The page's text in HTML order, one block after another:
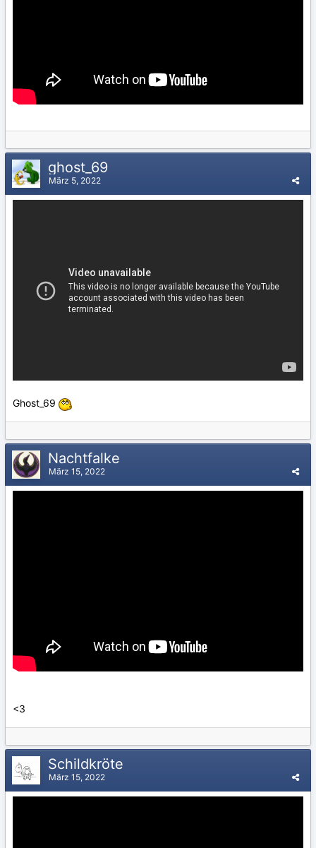
ghost_69
März 5, 2022
Ghost_69
Nachtfalke
März 15, 2022
<3
Schildkröte
März 15, 2022